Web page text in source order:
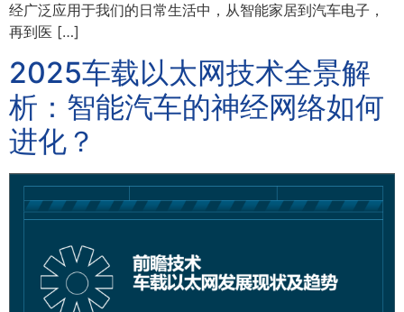
经广泛应用于我们的日常生活中，从智能家居到汽车电子，
再到医 […]
2025车载以太网技术全景解
析：智能汽车的神经网络如何
进化？